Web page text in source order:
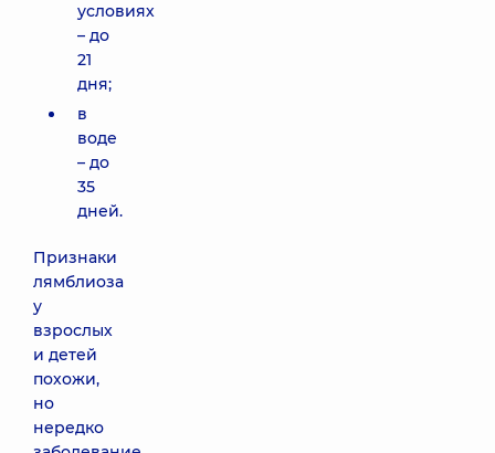
условиях
– до
21
дня;
в
воде
– до
35
дней.
Признаки
лямблиоза
у
взрослых
и детей
похожи,
но
нередко